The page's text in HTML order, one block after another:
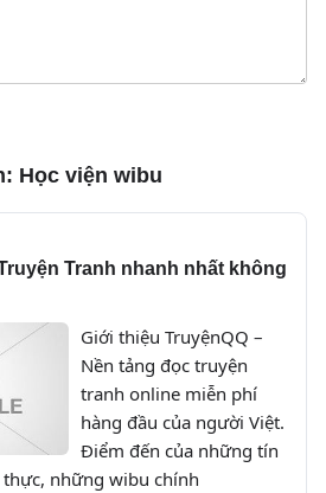
Học viện wibu
Tranh nhanh nhất không
Giới thiệu TruyệnQQ –
Nền tảng đọc truyện
tranh online miễn phí
hàng đầu của người Việt.
Điểm đến của những tín
những wibu chính